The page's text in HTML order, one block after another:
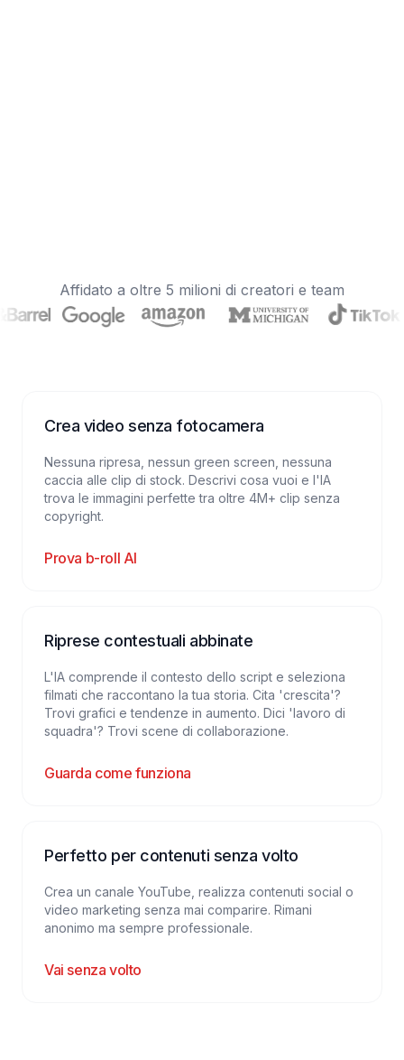
Affidato a oltre 5 milioni di creatori e team
Crea video senza fotocamera
Nessuna ripresa, nessun green screen, nessuna
caccia alle clip di stock. Descrivi cosa vuoi e l'IA
trova le immagini perfette tra oltre 4M+ clip senza
copyright.
Prova b-roll AI
Riprese contestuali abbinate
L'IA comprende il contesto dello script e seleziona
filmati che raccontano la tua storia. Cita 'crescita'?
Trovi grafici e tendenze in aumento. Dici 'lavoro di
squadra'? Trovi scene di collaborazione.
Guarda come funziona
Perfetto per contenuti senza volto
Crea un canale YouTube, realizza contenuti social o
video marketing senza mai comparire. Rimani
anonimo ma sempre professionale.
Vai senza volto